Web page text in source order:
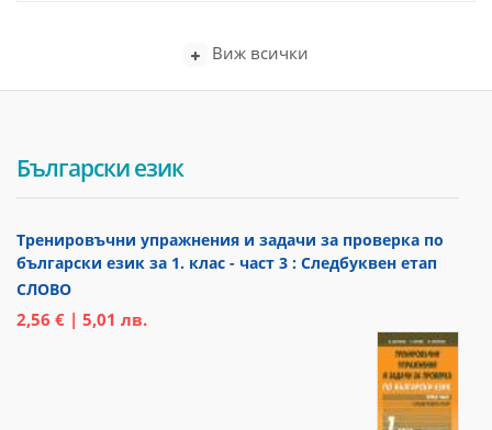
Виж всички
Български език
Тренировъчни упражнения и задачи за проверка по
български език за 1. клас - част 3 : Следбуквен етап
СЛОВО
2,56 € | 5,01 лв.